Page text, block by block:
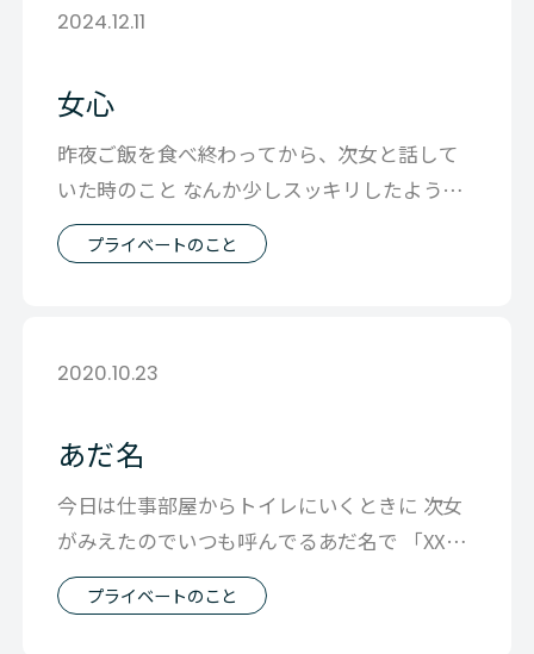
2024.12.11
女心
昨夜ご飯を食べ終わってから、次女と話して
いた時のこと なんか少しスッキリしたように
見えたので 「ねぇ ちょっと痩せた？」
プライベートのこと
2020.10.23
あだ名
今日は仕事部屋からトイレにいくときに 次女
がみえたのでいつも呼んでるあだ名で 「XXX
おかえり」と言ったら 長女の友達
プライベートのこと